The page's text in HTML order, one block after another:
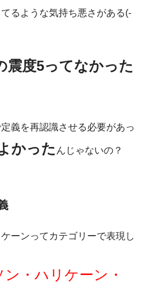
るような気持ち悪さがある(-
震度5ってなかった
義を再認識させる必要があっ
かった んじゃないの？
ーンってカテゴリーで表現し
・ハリケーン・